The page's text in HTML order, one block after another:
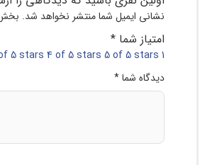
نشانی ایمیل شما منتشر نخواهد شد.
امتیاز شما *
1 of 5 stars
5 stars 4 of 5 stars 5 of 5 stars
دیدگاه شما*